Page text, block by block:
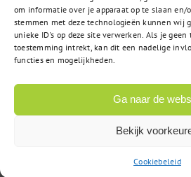
om informatie over je apparaat op te slaan en/
stemmen met deze technologieën kunnen wij
unieke ID's op deze site verwerken. Als je
toestemming intrekt, kan dit een nadelige
functies en mogelijkheden.
Ga naar de
Bekijk
Cookiebeleid
dezelfde dag toedienen en
bewaren.
De vaccins worden geleverd in
spuit. U hoeft het vaccin niet